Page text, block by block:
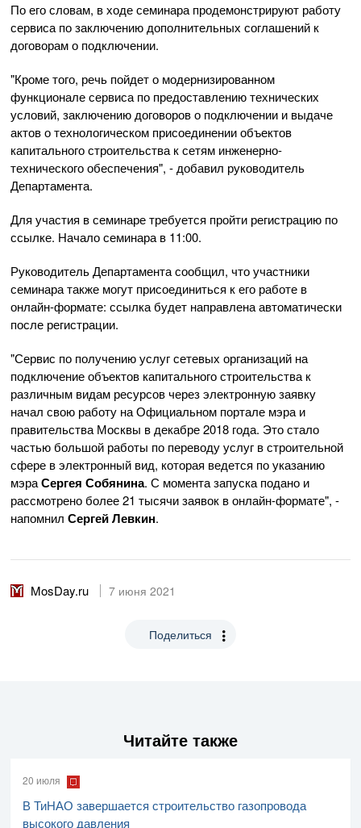
По его словам, в ходе семинара продемонстрируют работу
сервиса по заключению дополнительных соглашений к
договорам о подключении.
"Кроме того, речь пойдет о модернизированном
функционале сервиса по предоставлению технических
условий, заключению договоров о подключении и выдаче
актов о технологическом присоединении объектов
капитального строительства к сетям инженерно-
технического обеспечения", - добавил руководитель
Департамента.
Для участия в семинаре требуется пройти регистрацию по
ссылке. Начало семинара в 11:00.
Руководитель Департамента сообщил, что участники
семинара также могут присоединиться к его работе в
онлайн-формате: ссылка будет направлена автоматически
после регистрации.
"Сервис по получению услуг сетевых организаций на
подключение объектов капитального строительства к
различным видам ресурсов через электронную заявку
начал свою работу на Официальном портале мэра и
правительства Москвы в декабре 2018 года. Это стало
частью большой работы по переводу услуг в строительной
сфере в электронный вид, которая ведется по указанию
мэраСергея Собянина. С момента запуска подано и
рассмотрено более 21 тысячи заявок в онлайн-формате", -
напомнил Сергей Левкин.
MosDay.ru 7 июня 2021
Поделиться
Читайте также
20 июля
В ТиНАО завершается строительство газопровода
высокого давления